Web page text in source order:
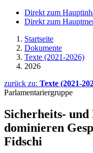
Direkt zum
Direkt zum
Startseite
Dokumente
Texte (2021-2026)
2026
zurück zu: Texte (2021-
Parlamentariergruppe
Sicherheits-
dominieren
Fidschi